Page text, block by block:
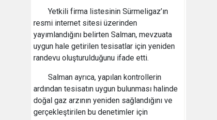
Yetkili firma listesinin Sürmeligaz’ın
resmi internet sitesi üzerinden
yayımlandığını belirten Salman, mevzuata
uygun hale getirilen tesisatlar için yeniden
randevu oluşturulduğunu ifade etti.
Salman ayrıca, yapılan kontrollerin
ardından tesisatın uygun bulunması halinde
doğal gaz arzının yeniden sağlandığını ve
gerçekleştirilen bu denetimler için